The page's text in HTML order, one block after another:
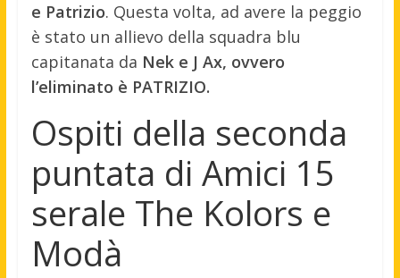
e Patrizio. Questa volta, ad avere la peggio
è stato un allievo della squadra blu
capitanata da Nek e J Ax, ovvero
l’eliminato è PATRIZIO.
Ospiti della seconda
puntata di Amici 15
serale The Kolors e
Modà